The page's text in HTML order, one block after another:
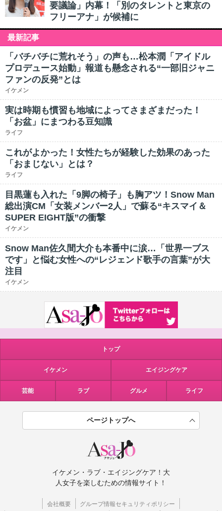
要議論」内幕！「別のタレントと東京の
フリーアナ」が候補に
最新記事
「バチバチに荒れそう」の声も…松本潤「アイドル
プロデュース始動」報道も懸念される“一部旧ジャニ
ファンの反発”とは
イケメン
実は時期も慣習も地域によってさまざまだった！
「お盆」にまつわる豆知識
ライフ
これがよかった！女性たちが経験した効果のあった
「おまじない」とは？
ライフ
目黒蓮も入れた「9脚の椅子」も胸アツ！Snow Man
総出演CM「女装メンバー2人」で蘇る“キスマイ＆
SUPER EIGHT版”の衝撃
イケメン
Snow Man佐久間大介も本番中に涙…「世界一ブス
です」と悩む女性への“レジェンド歌手の言葉”が大
注目
イケメン
トップ
イケメン エイジングケア
芸能 ラブ グルメ ライフ
ページトップへ
イケメン・ラブ・エイジングケア！大
人女子を楽しむための情報サイト！
会社概要 グループ情報セキュリティポリシー